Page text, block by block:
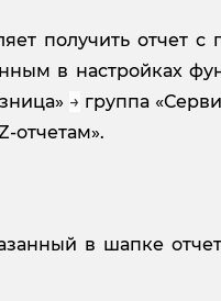
получить отчет
в настройках
→ группа
отчетам».
в шапке